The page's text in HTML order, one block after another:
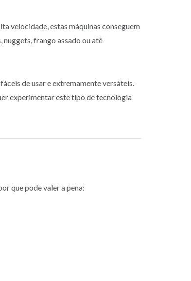
velocidade, estas máquinas conseguem
frango assado ou até
de usar e extremamente versáteis.
experimentar este tipo de tecnologia
que pode valer a pena: